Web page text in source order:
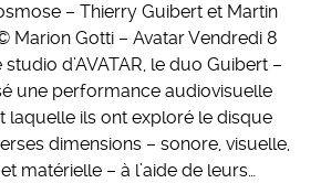
– Thierry Guibert et Martin
Marion Gotti – Avatar Vendredi 8
d’AVATAR, le duo Guibert –
une performance audiovisuelle
laquelle ils ont exploré le disque
dimensions – sonore, visuelle,
matérielle – à l’aide de leurs…